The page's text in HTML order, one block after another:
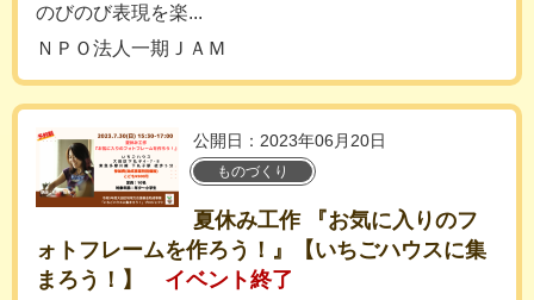
のびのび表現を楽...
ＮＰＯ法人一期ＪＡＭ
公開日：2023年06月20日
ものづくり
夏休み工作 『お気に入りのフ
ォトフレームを作ろう！』【いちごハウスに集
まろう！】
イベント終了